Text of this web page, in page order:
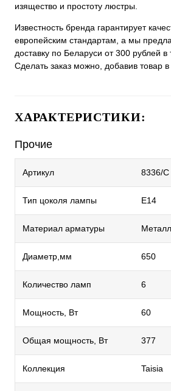
изящество и простоту люстры.
Известность бренда гарантирует
европейским стандартам, а мы
доставку по Беларуси от 300 рублей в
Сделать заказ можно, добавив товар в
ХАРАКТЕРИСТИКИ:
Прочие
Артикул 8336/C
Тип цоколя лампы E14
Материал арматуры Металл
Диаметр,мм 650
Количество ламп 6
Мощность, Вт 60
Общая мощность, Вт 377
Коллекция Taisia